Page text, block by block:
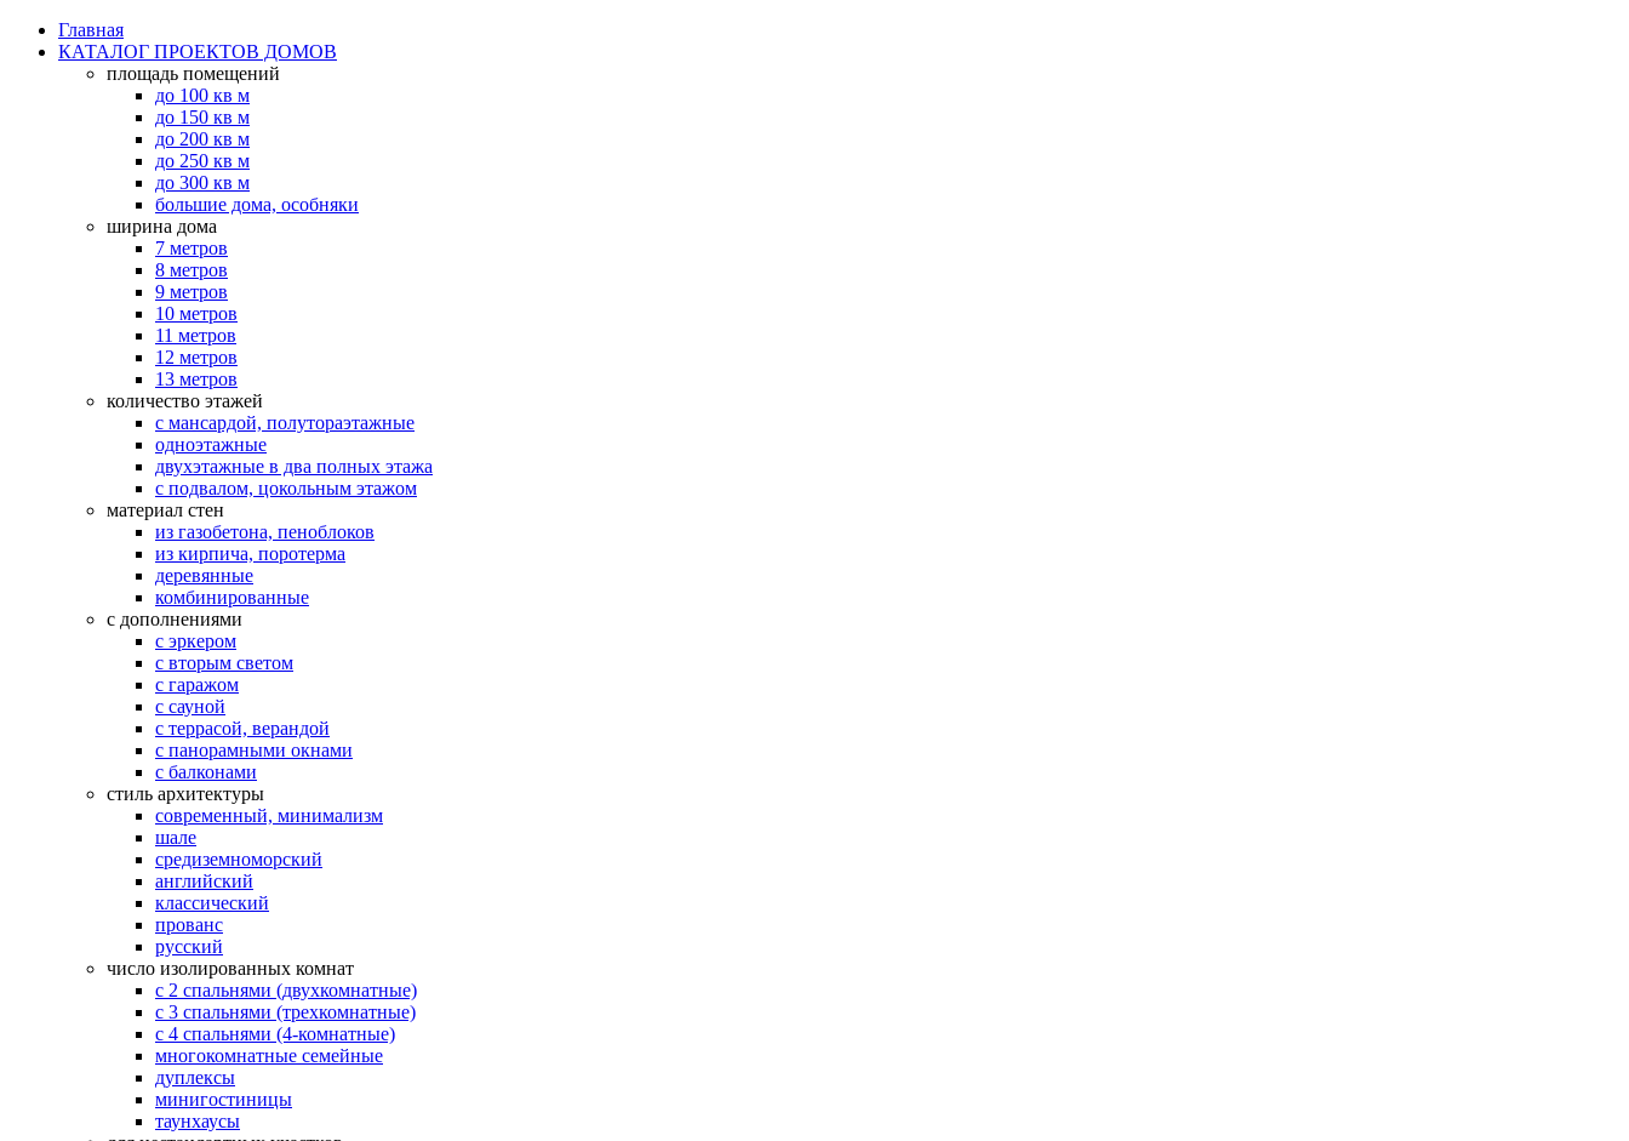
Главная
КАТАЛОГ ПРОЕКТОВ ДОМОВ
площадь помещений
до 100 кв м
до 150 кв м
до 200 кв м
до 250 кв м
до 300 кв м
большие дома, особняки
ширина дома
7 метров
8 метров
9 метров
10 метров
11 метров
12 метров
13 метров
количество этажей
с мансардой, полутораэтажные
одноэтажные
двухэтажные в два полных этажа
с подвалом, цокольным этажом
материал стен
из газобетона, пеноблоков
из кирпича, поротерма
деревянные
комбинированные
с дополнениями
с эркером
с вторым светом
с гаражом
с сауной
с террасой, верандой
с панорамными окнами
с балконами
стиль архитектуры
современный, минимализм
шале
средиземноморский
английский
классический
прованс
русский
число изолированных комнат
с 2 спальнями (двухкомнатные)
с 3 спальнями (трехкомнатные)
с 4 спальнями (4-комнатные)
многокомнатные семейные
дуплексы
минигостиницы
таунхаусы